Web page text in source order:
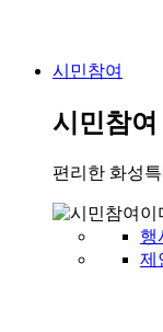
시민참여
시민참여
편리한 화성
행
제